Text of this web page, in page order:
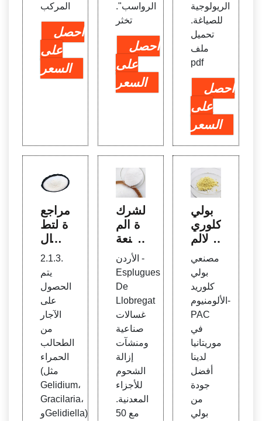
المركب
احصل
على
السعر
الرواسب".
تخثر
احصل
على
السعر
الريولوجية
للصياغة.
تحميل
ملف
pdf
احصل
على
السعر
مراجع
ة لتط
بيق ال
بوليمر
حيوية
على ا
لهندس
ة الجي
وتقنية
وآليا
ت الت
قوية ب
ين الب
وليمرا
2.1.3.
يتم
الحصول
على
الآجار
من
الطحالب
الحمراء
(مثل
Gelidium،
Gracilaria،
وGelidiella)
الشرك
ة الم
صنعة
المنتج
ة لتن
ظيف
المعاد
ن | يو
روبيج
ز
الأردن -
Esplugues
De
Llobregat
غسالات
صناعية
ومنشآت
إزالة
الشحوم
للأجزاء
المعدنية.
مع 50
بولي
كلوري
د الالم
اك سي
ليكا ج
ل في
الاردن
| الش
ركة ال
مصنع
ة للبو
لي أك
ريلامي
د لمعا
مصنعي
بولي
كلوريد
الألومنيوم-
PAC
في
موريتانيا
لدينا
أفضل
جودة
من
بولي